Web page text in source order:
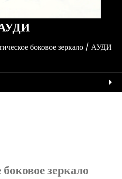
боковое зеркало/ АУДИ
зеркало